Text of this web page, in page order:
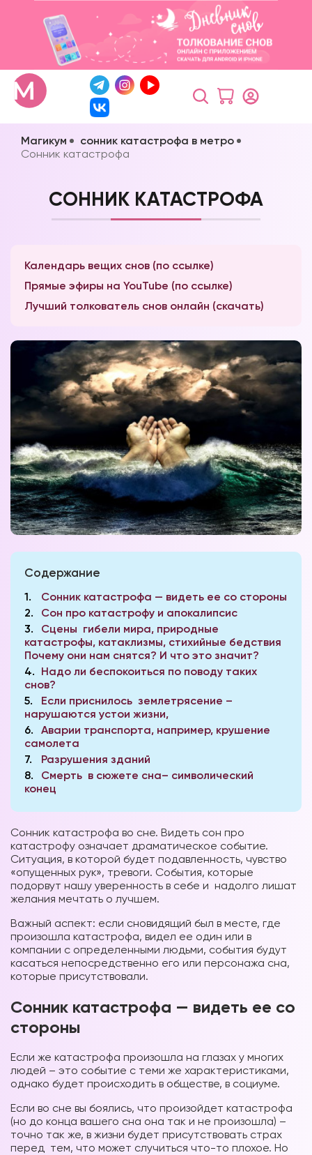
Магикум
сонник катастрофа в метро
Сонник катастрофа
СОННИК КАТАСТРОФА
Календарь вещих снов (по ссылке)
Прямые эфиры на YouTube (по ссылке)
Лучший толкователь снов онлайн (скачать)
Содержание
1
Сонник катастрофа — видеть ее со стороны
2
Сон про катастрофу и апокалипсис
3
Сцены гибели мира, природные
катастрофы, катаклизмы, стихийные бедствия
Почему они нам снятся? И что это значит?
4
Надо ли беспокоиться по поводу таких
снов?
5
Если приснилось землетрясение –
нарушаются устои жизни,
6
Аварии транспорта, например, крушение
самолета
7
Разрушения зданий
8
Смерть в сюжете сна– символический
конец
Сонник катастрофа во сне. Видеть сон про
катастрофу означает драматическое событие.
Ситуация, в которой будет подавленность, чувство
«опущенных рук», тревоги. События, которые
подорвут нашу уверенность в себе и надолго лишат
желания мечтать о лучшем.
Важный аспект: если сновидящий был в месте, где
произошла катастрофа, видел ее один или в
компании с определенными людьми, события будут
касаться непосредственно его или персонажа сна,
которые присутствовали.
Сонник катастрофа — видеть ее со
стороны
Если же катастрофа произошла на глазах у многих
людей – это событие с теми же характеристиками,
однако будет происходить в обществе, в социуме.
Если во сне вы боялись, что произойдет катастрофа
(но до конца вашего сна она так и не произошла) –
точно так же, в жизни будет присутствовать страх
перед тем, что может случиться что-то плохое. Но